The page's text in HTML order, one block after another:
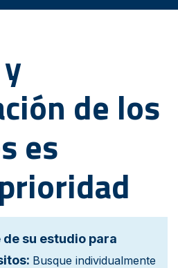
de los
es
su estudio para
Busque individualmente